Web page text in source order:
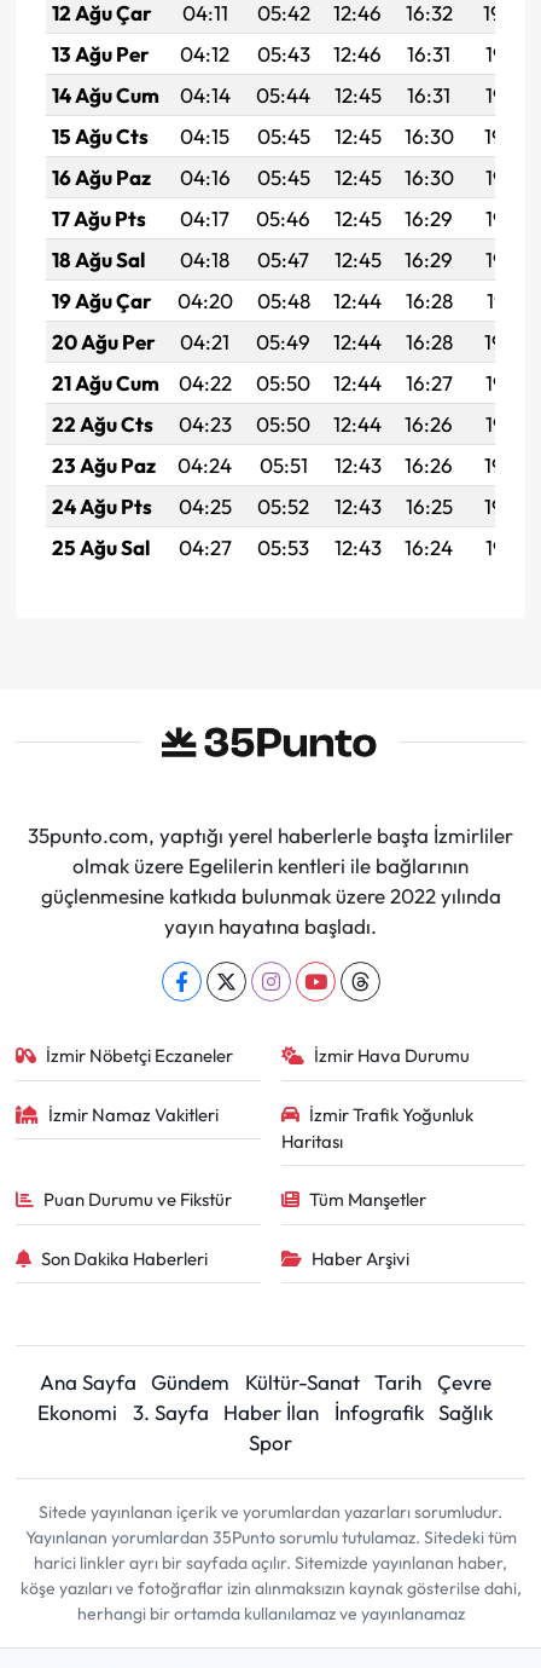
12 Ağu Çar 04:11 05:42 12:46 16:32
19:40
13 Ağu Per
04:12 05:43 12:46 16:31
19:38
14 Ağu Cum
04:14 05:44 12:45 16:31
19:37
15 Ağu Cts
04:15 05:45 12:45 16:30
19:36
16 Ağu Paz
04:16 05:45 12:45 16:30
19:35
17 Ağu Pts
04:17 05:46 12:45 16:29
19:33
18 Ağu Sal
04:18 05:47 12:45 16:29
19:32
19 Ağu Çar
04:20 05:48 12:44 16:28
19:31
20 Ağu Per
04:21 05:49 12:44 16:28
19:30
21 Ağu Cum
04:22 05:50 12:44 16:27
19:28
22 Ağu Cts
04:23 05:50 12:44 16:26
19:27
23 Ağu Paz
04:24 05:51 12:43 16:26
19:26
24 Ağu Pts
04:25 05:52 12:43 16:25
19:24
25 Ağu Sal
04:27 05:53 12:43 16:24 19:23
35punto.com, yaptığı yerel haberlerle başta İzmirliler
olmak üzere Egelilerin kentleri ile bağlarının
güçlenmesine katkıda bulunmak üzere 2022 yılında
yayın hayatına başladı.
İzmir Nöbetçi Eczaneler İzmir Hava Durumu
İzmir Namaz Vakitleri
İzmir Trafik Yoğunluk
Haritası
Puan Durumu ve Fikstür Tüm Manşetler
Son Dakika Haberleri Haber Arşivi
Ana Sayfa Gündem Kültür-Sanat Tarih
Çevre
Ekonomi
3. Sayfa Haber İlan İnfografik Sağlık
Spor
Sitede yayınlanan içerik ve yorumlardan yazarları sorumludur.
Yayınlanan yorumlardan 35Punto sorumlu tutulamaz. Sitedeki tüm
harici linkler ayrı bir sayfada açılır. Sitemizde yayınlanan haber,
köşe yazıları ve fotoğraflar izin alınmaksızın kaynak gösterilse dahi,
herhangi bir ortamda kullanılamaz ve yayınlanamaz